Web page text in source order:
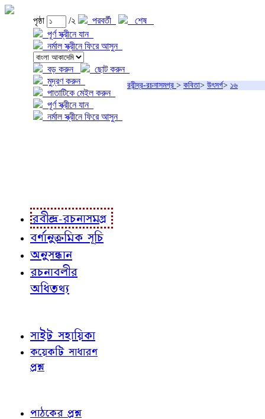
পৃষ্ঠা /২ পরবর্তী
শেষ
পূর্ণ স্ক্রীনে যান
নর্মাল স্ক্রীনে ফিরে আসুন
বড় করুন
ছোট করুন
মুদ্রণ করুন
পাতাটিকে মেইল করুন
পূর্ণ স্ক্রীনে যান
নর্মাল স্ক্রীনে ফিরে আসুন
রবীন্দ্র-রচনাসমগ্র > কবিতা> উৎসর্গ> ১৬
রবীন্দ্র-রচনাসমগ্র
বর্ণানুক্রমিক সূচি
অনুসন্ধান
রচনাবলীর
অধিতথ্য
সাইট সহায়িকা
কয়েকটি সাধারণ
প্রশ্ন
পাঠকের প্রশ্ন